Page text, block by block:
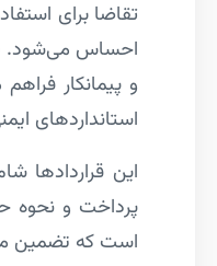
تقاضا برای
احساس می‌شود.
و پیمانکار
استانداردهای
این قراردادها
پرداخت و نحوه
است که تضمین